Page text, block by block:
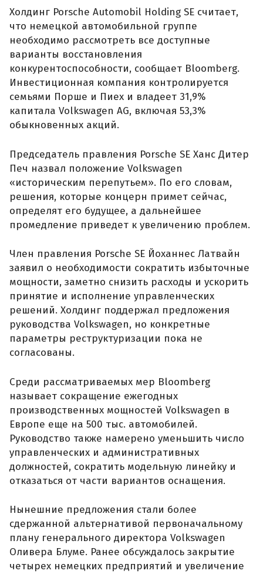
Холдинг Porsche Automobil Holding SE считает,
что немецкой автомобильной группе
необходимо рассмотреть все доступные
варианты восстановления
конкурентоспособности, сообщает Bloomberg.
Инвестиционная компания контролируется
семьями Порше и Пиех и владеет 31,9%
капитала Volkswagen AG, включая 53,3%
обыкновенных акций.
Председатель правления Porsche SE Ханс Дитер
Печ назвал положение Volkswagen
«историческим перепутьем». По его словам,
решения, которые концерн примет сейчас,
определят его будущее, а дальнейшее
промедление приведет к увеличению проблем.
Член правления Porsche SE Йоханнес Латвайн
заявил о необходимости сократить избыточные
мощности, заметно снизить расходы и ускорить
принятие и исполнение управленческих
решений. Холдинг поддержал предложения
руководства Volkswagen, но конкретные
параметры реструктуризации пока не
согласованы.
Среди рассматриваемых мер Bloomberg
называет сокращение ежегодных
производственных мощностей Volkswagen в
Европе еще на 500 тыс. автомобилей.
Руководство также намерено уменьшить число
управленческих и административных
должностей, сократить модельную линейку и
отказаться от части вариантов оснащения.
Нынешние предложения стали более
сдержанной альтернативой первоначальному
плану генерального директора Volkswagen
Оливера Блуме. Ранее обсуждалось закрытие
четырех немецких предприятий и увеличение